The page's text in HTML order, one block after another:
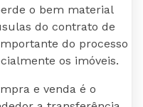
o bem material
do contrato de
do processo
os imóveis.
e venda é o